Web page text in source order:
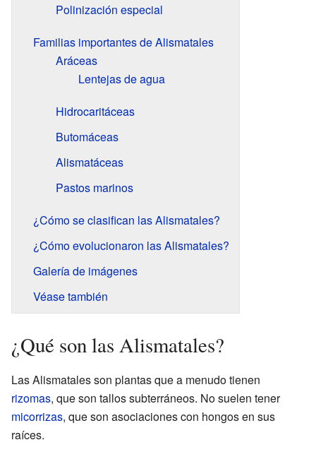
Polinización especial
Familias importantes de Alismatales
Aráceas
Lentejas de agua
Hidrocaritáceas
Butomáceas
Alismatáceas
Pastos marinos
¿Cómo se clasifican las Alismatales?
¿Cómo evolucionaron las Alismatales?
Galería de imágenes
Véase también
¿Qué son las Alismatales?
Las Alismatales son plantas que a menudo tienen
rizomas, que son tallos subterráneos. No suelen tener
micorrizas, que son asociaciones con hongos en sus
raíces.